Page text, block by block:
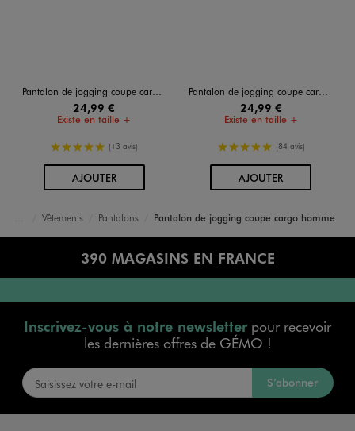
Pantalon de jogging coupe cargo homme
24,99 €
Existe en taille +
5/5 de moyenne
(13 avis)
AJOUTERAU PANIER
Pantalon de jogging coupe cargo homme
24,99 €
Existe en taille +
5/5 de moyenne
(84 avis)
AJOUTERAU PANIER
Vêtements Pantalons Pantalon de jogging coupe cargo homme
390 MAGASINS EN FRANCE
Inscrivez-vous à notre newsletterpour recevoir
les dernières offres de GÉMO !
S’abonner